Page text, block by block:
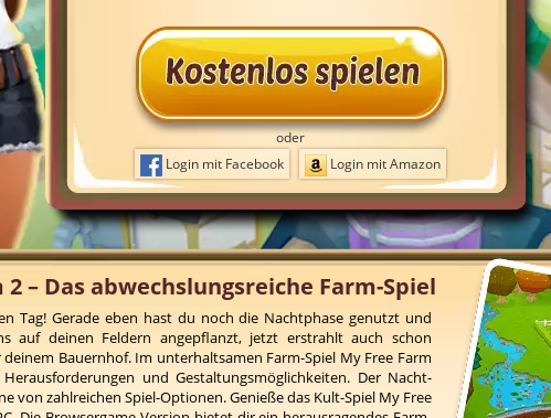
2 – Das abwechslungsreiche Farm-Spiel
Tag! Gerade eben hast du noch die Nachtphase genutzt und
auf deinen Feldern angepflanzt, jetzt erstrahlt auch schon
Bauernhof. Im unterhaltsamen Farm-Spiel My Free Farm
und Gestaltungsmöglichkeiten. Der Nacht-
von zahlreichen Spiel-Optionen. Genieße das Kult-Spiel My Free
oder
Login mit Facebook
Login mit Amazon